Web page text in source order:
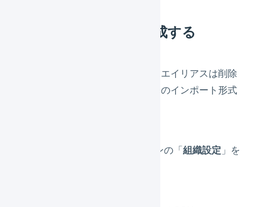
インポート形式を作成する
標準のインポート形式では商品エイリアスは削除
できません。新たに、削除専用のインポート形式
メインナビゲーションの「組織設定 」を